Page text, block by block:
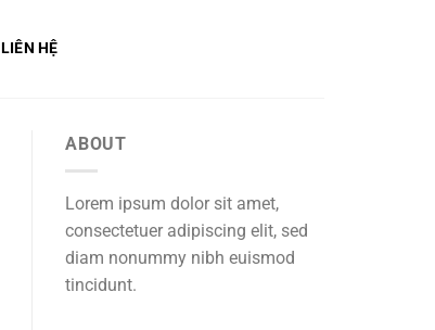
LIÊN HỆ
ABOUT
Lorem ipsum dolor sit amet,
consectetuer adipiscing elit, sed
diam nonummy nibh euismod
tincidunt.